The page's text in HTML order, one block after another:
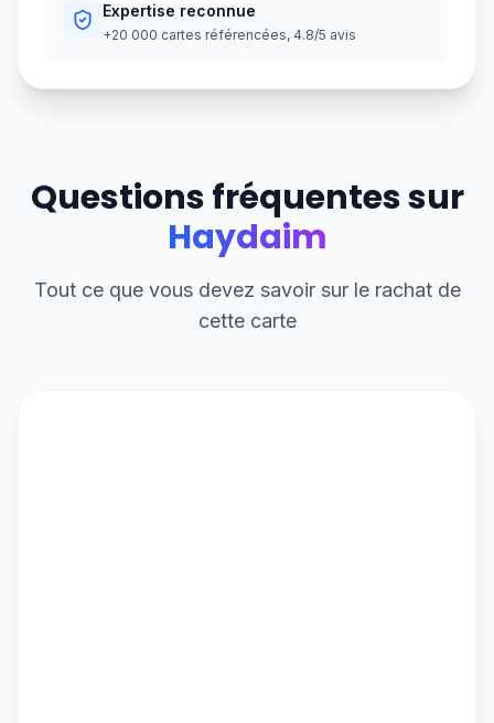
Expertise reconnue
+20 000 cartes référencées, 4.8/5 avis
Questions fréquentes sur
Haydaim
Tout ce que vous devez savoir sur le rachat de
cette carte